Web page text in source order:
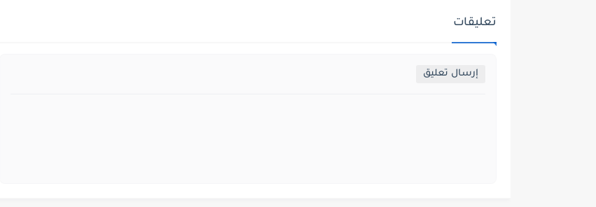
تعليقات
إرسال تعليق